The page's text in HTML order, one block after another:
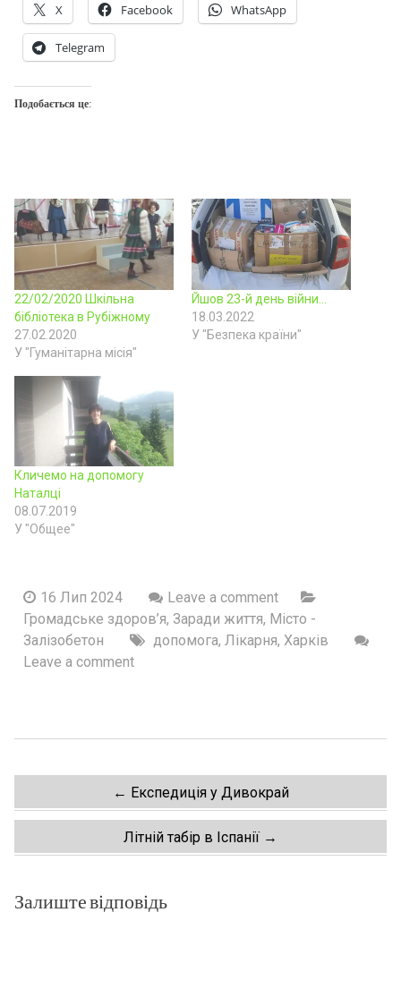
X Facebook WhatsApp
Telegram
Подобається це:
22/02/2020 Шкільна
бібліотека в Рубіжному
27.02.2020
У "Гуманітарна місія"
Йшов 23-й день війни…
18.03.2022
У "Безпека країни"
Кличемо на допомогу
Наталці
08.07.2019
У "Общее"
16 Лип 2024
Leave a comment
Громадське здоров’я, Заради життя, Місто -
Залізобетон
допомога, Лікарня, Харків
Leave a comment
Post
navigation
← Експедиція у Дивокрай
Літній табір в Іспанії →
Залиште відповідь